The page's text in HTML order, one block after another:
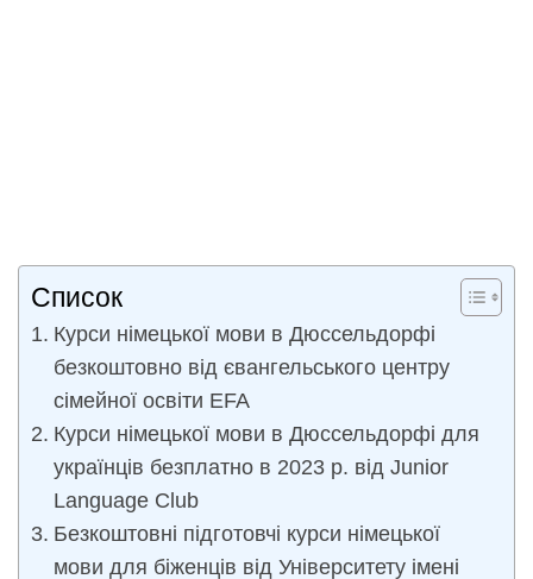
Список
Курси німецької мови в Дюссельдорфі
безкоштовно від євангельського центру
сімейної освіти EFA
Курси німецької мови в Дюссельдорфі для
українців безплатно в 2023 р. від Junior
Language Club
Безкоштовні підготовчі курси німецької
мови для біженців від Університету імені